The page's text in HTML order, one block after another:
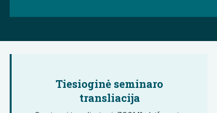
Tiesioginė seminaro
transliacija